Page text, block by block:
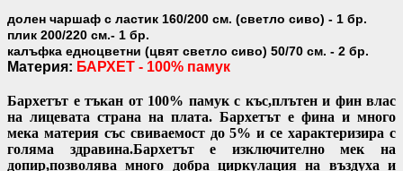
долен чаршаф с ластик 160/200 см. (светло сиво) - 1 бр.
плик 200/220 см.- 1 бр.
калъфка едноцветни (цвят светло сиво) 50/70 см. - 2 бр.
Материя: БАРХЕТ - 100% памук
Бархетът е тъкан от 100% памук с къс,плътен и фин влас
на лицевата страна на плата. Бархетът е фина и много
мека материя със свиваемост до 5% и се характеризира с
голяма здравина.Бархетът е изключително мек на
допир,позволява много добра циркулация на въздуха и